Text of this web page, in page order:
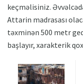
keçməlisiniz.
Attarin madrasası
təxminən 500 metr
başlayır, xarakterik